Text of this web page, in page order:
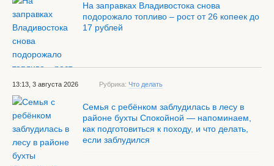
На заправках Владивостока снова
подорожало топливо – рост от 26 копеек до
17 рублей
13:13, 3 августа 2026 Рубрика: Что делать
Семья с ребёнком заблудилась в лесу в
районе бухты Спокойной — напоминаем,
как подготовиться к походу, и что делать,
если заблудился